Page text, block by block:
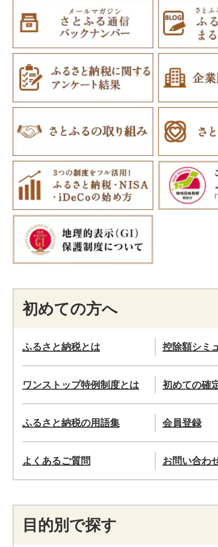
初めての方へ
ふるさと納税とは 控除額シミ
ワンストップ特例制度とは 初めての確
ふるさと納税の用語集 会員登録
よくあるご質問 お問い合わ
目的別で探す